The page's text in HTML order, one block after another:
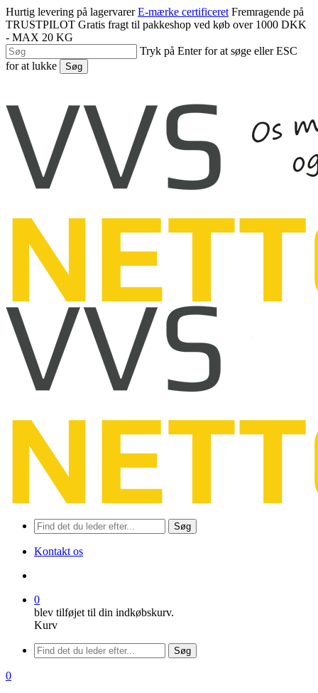
Spring
til
hovedindhold
Hurtig levering på lagervarer E-mærke certificeret Fremragende på
TRUSTPILOT Gratis fragt til pakkeshop ved køb over 1000 DKK
- MAX 20 KG
Tryk på Enter for at søge eller ESC
for at lukke
Søg
Søg
Kontakt os
0
blev tilføjet til din indkøbskurv.
Kurv
Menu
Søg
søge
0